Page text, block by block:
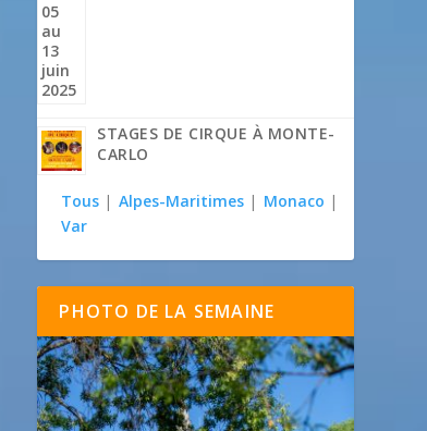
STAGES DE CIRQUE À MONTE-
CARLO
Tous | Alpes-Maritimes | Monaco |
Var
PHOTO DE LA SEMAINE